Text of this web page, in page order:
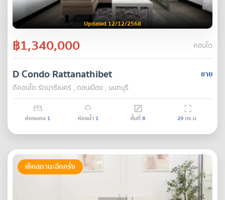
Updated 12/12/2568
฿1,340,000 คอนโด
ขาย
D Condo Rattanathibet
ดีคอนโด รัตนา​ธิเบศร์ , ดอนเมือง , นนทบุรี
ห้องนอน 1 ห้องน้ำ 1 ชั้นที่8 29ตร.ม.
เช็คสถานะอีกครั้ง